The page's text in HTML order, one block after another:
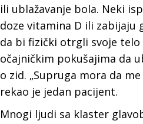
ili ublažavanje bola. Neki
doze vitamina D ili zabijaju
da bi fizički otrgli svoje telo
očajničkim pokušajima da
o zid. „Supruga mora da
rekao je jedan pacijent.
Mnogi ljudi sa klaster